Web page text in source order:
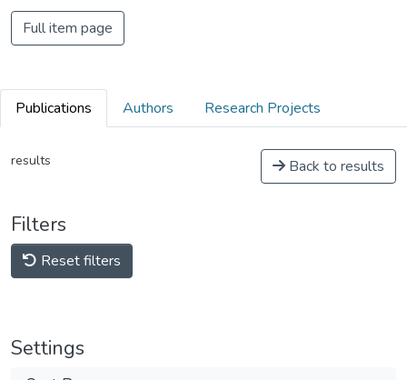
Full item page
Publications Authors Research Projects
results Back to results
Filters
Reset filters
Settings